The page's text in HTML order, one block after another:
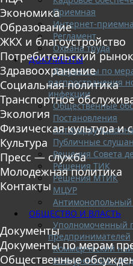
Приемная
Интернет-
Регламент
Охрана труда
ДОКУМЕНТЫ
Документы по
распространения
инфекции
Общественные
Постановления
Публичные
Решения Совета
Решения ТИК
Решения МТИК
МЦУР
Антимонопольный
ОБЩЕСТВО И ВЛАСТЬ
Уполномоченный
предпринимателей
Коммерческий
Конкурентная
Экономика
Образование
ЖКХ и благоустройство
Потребительский рынок
Здравоохранение
Социальная политика
Транспортное
Экология
Физическая культура и
Культура
Пресс — служба
Молодежная политика
Контакты
Документы
Документы по мерам
Общественные